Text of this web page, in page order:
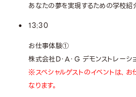
あなたの夢を実現するための学校紹
13:30
お仕事体験①
株式会社D・A・G デモンストレーシ
※スペシャルゲストのイベントは、
なります。